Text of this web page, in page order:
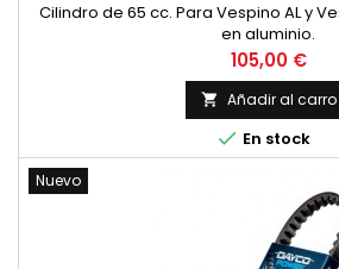
Cilindro de 65 cc. Para Vespino AL y
en aluminio.
Precio
105,00 €
 Añadir al carro
 En stock
Nuevo